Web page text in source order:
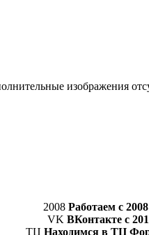
изображения
2008 Работаем с
VK ВКонтакте с
ТЦ Находимся в ТЦ